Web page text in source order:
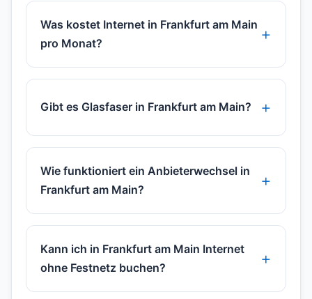
Was kostet Internet in Frankfurt am Main
pro Monat?
Gibt es Glasfaser in Frankfurt am Main?
Wie funktioniert ein Anbieterwechsel in
Frankfurt am Main?
Kann ich in Frankfurt am Main Internet
ohne Festnetz buchen?